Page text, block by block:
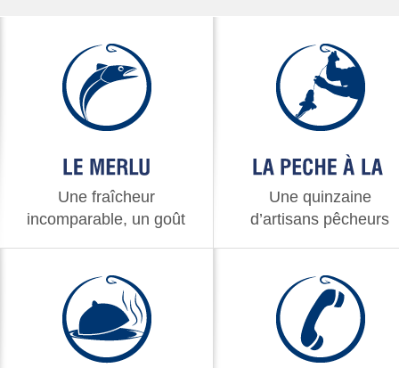
Une fraîcheur
incomparable, un goût
Une quinzaine
d’artisans pêcheurs